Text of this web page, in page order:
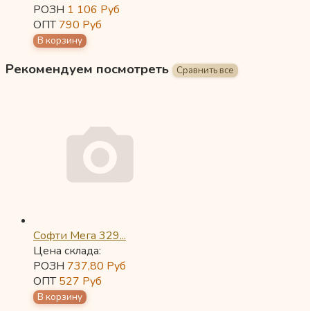
РОЗН 1 106 Руб
ОПТ790 Руб
Рекомендуем посмотреть
Софти Мега 329...
Цена склада:
РОЗН 737,80 Руб
ОПТ527 Руб